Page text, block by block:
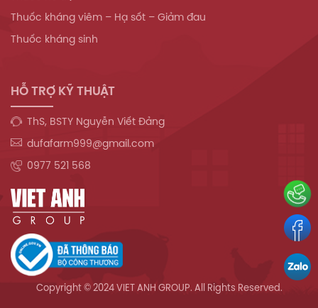
Thuốc kháng viêm – Hạ sốt – Giảm đau
Thuốc kháng sinh
HỖ TRỢ KỸ THUẬT
ThS, BSTY Nguyễn Viết Đảng
dufafarm999@gmail.com
0977 521 568
Copyright © 2024 VIET ANH GROUP. All Rights Reserved.